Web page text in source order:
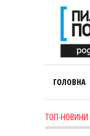
ГОЛОВНА
ТОП-НОВИНИ
Лариса